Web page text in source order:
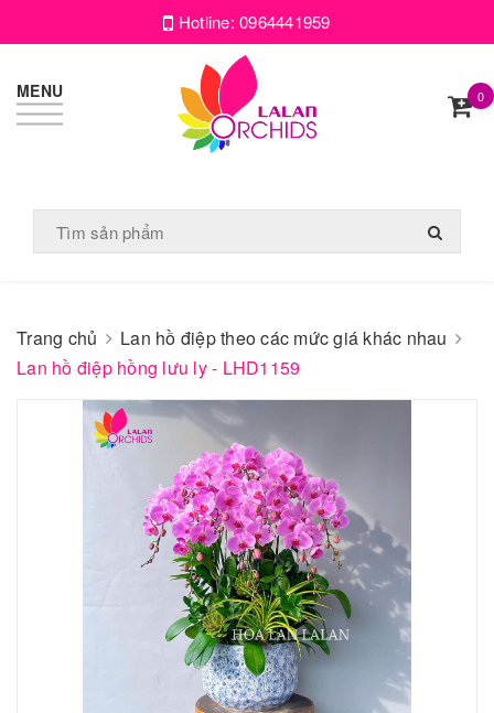
Hotline:0964441959
MENU 0
Trang chủ
Lan hồ điệp theo các mức giá khác nhau
Lan hồ điệp hồng lưu ly - LHD1159